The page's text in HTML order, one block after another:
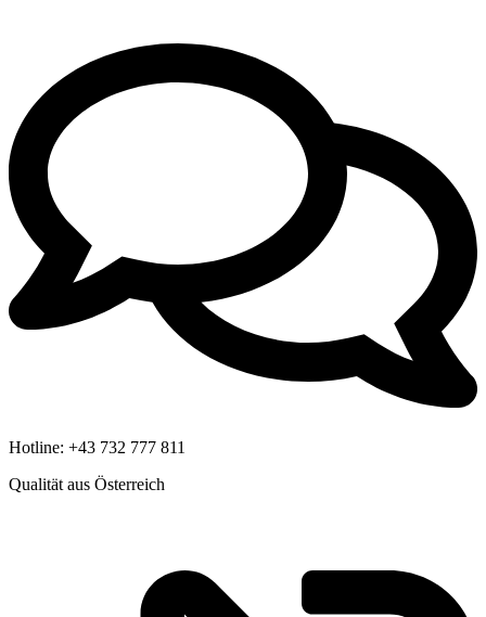
Hotline: +43 732 777 811
Qualität aus Österreich